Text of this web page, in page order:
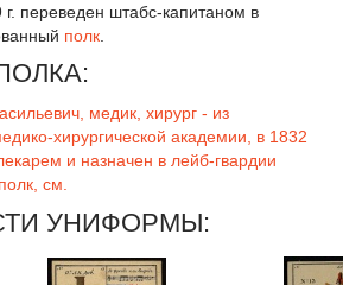
г. переведен штабс-капитаном в
полк
медик, хирург - из
хирургической академии, в 1832
и назначен в лейб-гвардии
см.
УНИФОРМЫ: